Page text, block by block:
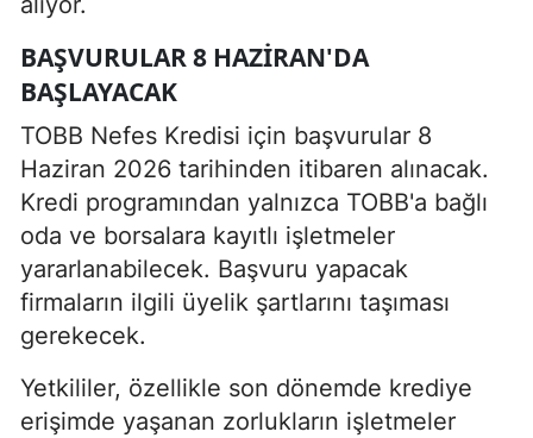
BAŞVURULAR 8 HAZIRAN'DA
BAŞLAYACAK
TOBB Nefes Kredisi için başvurular 8
Haziran 2026 tarihinden itibaren alınacak.
Kredi programından yalnızca TOBB'a bağlı
oda ve borsalara kayıtlı işletmeler
yararlanabilecek. Başvuru yapacak
firmaların ilgili üyelik şartlarını taşıması
gerekecek.
Yetkililer, özellikle son dönemde krediye
erişimde yaşanan zorlukların işletmeler